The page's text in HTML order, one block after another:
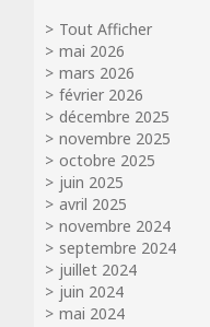
Tout Afficher
mai 2026
mars 2026
février 2026
décembre 2025
novembre 2025
octobre 2025
juin 2025
avril 2025
novembre 2024
septembre 2024
juillet 2024
juin 2024
mai 2024